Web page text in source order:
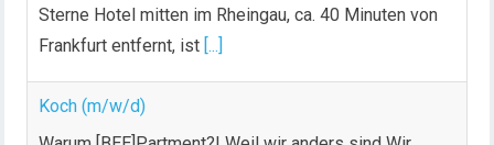
Sterne Hotel mitten im Rheingau, ca. 40 Minuten von
Frankfurt entfernt, ist [...]
Koch (m/w/d)